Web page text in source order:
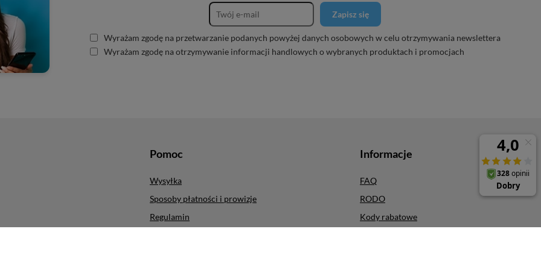
Zapisz się
Wyrażam zgodę na przetwarzanie podanych powyżej danych osobowych w celu otrzymywania newslettera
Wyrażam zgodę na otrzymywanie informacji handlowych o wybranych produktach i promocjach
Pomoc
Wysyłka
Sposoby płatności i prowizje
Regulamin
Informacje
FAQ
RODO
Kody rabatowe